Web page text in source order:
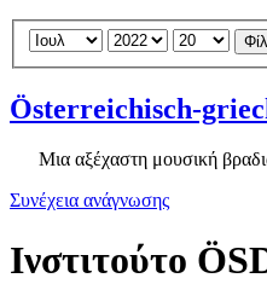
Österreichisch-
Μια αξέχαστη μουσική βραδιά
Συνέχεια ανάγνωσης
Ινστιτούτο